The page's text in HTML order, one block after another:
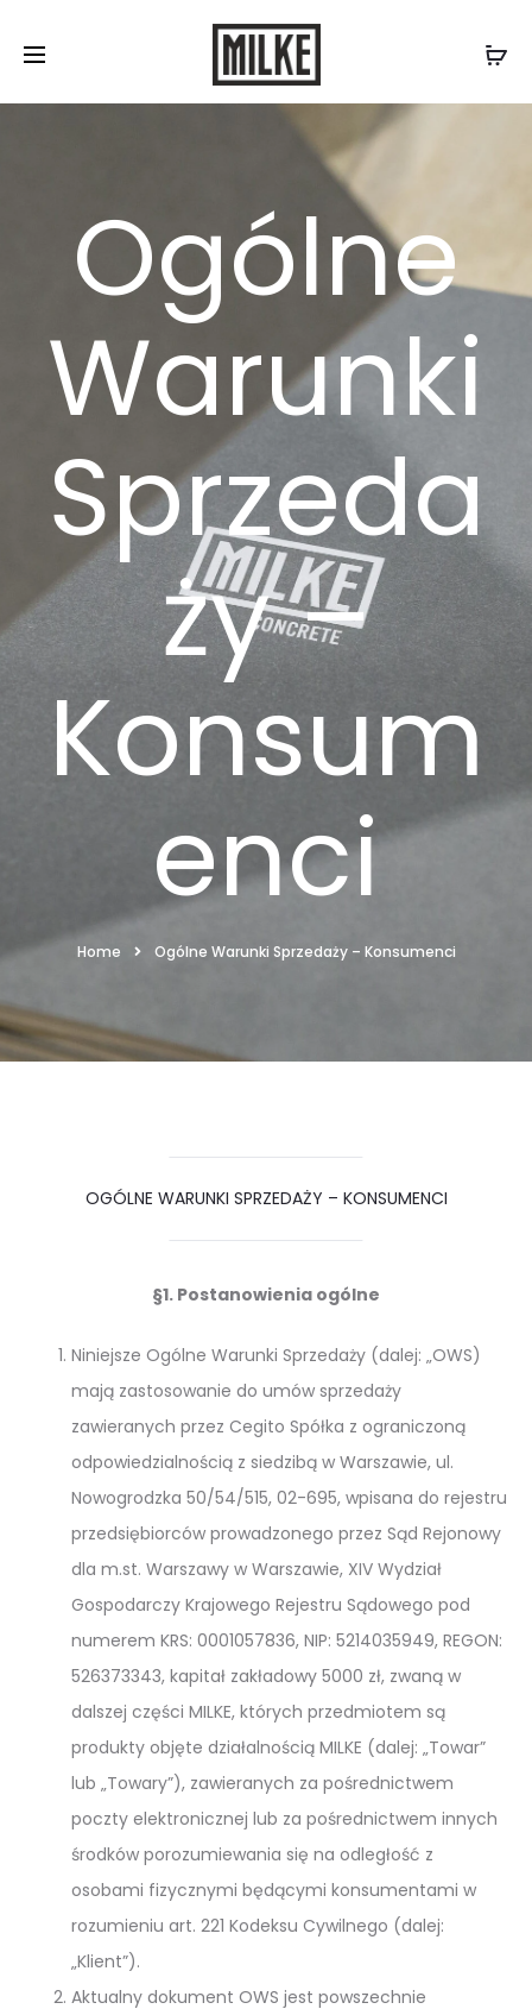
Skontaktuj się z nami:577 507 300
Ogólne
Warunki
Sprzeda
ży –
Konsum
enci
Home Ogólne Warunki Sprzedaży – Konsumenci
OGÓLNE WARUNKI SPRZEDAŻY – KONSUMENCI
§1. Postanowienia ogólne
Niniejsze Ogólne Warunki Sprzedaży (dalej: „OWS)
mają zastosowanie do umów sprzedaży
zawieranych przez Cegito Spółka z ograniczoną
odpowiedzialnością z siedzibą w Warszawie, ul.
Nowogrodzka 50/54/515, 02-695, wpisana do rejestru
przedsiębiorców prowadzonego przez Sąd Rejonowy
dla m.st. Warszawy w Warszawie, XIV Wydział
Gospodarczy Krajowego Rejestru Sądowego pod
numerem KRS: 0001057836, NIP: 5214035949, REGON:
526373343, kapitał zakładowy 5000 zł, zwaną w
dalszej części MILKE, których przedmiotem są
produkty objęte działalnością MILKE (dalej: „Towar”
lub „Towary”), zawieranych za pośrednictwem
poczty elektronicznej lub za pośrednictwem innych
środków porozumiewania się na odległość z
osobami fizycznymi będącymi konsumentami w
rozumieniu art. 221 Kodeksu Cywilnego (dalej:
„Klient”).
Aktualny dokument OWS jest powszechnie